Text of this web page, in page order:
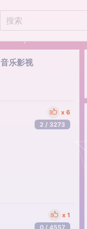
音乐影视
6
2 / 3273
1
0 / 4557